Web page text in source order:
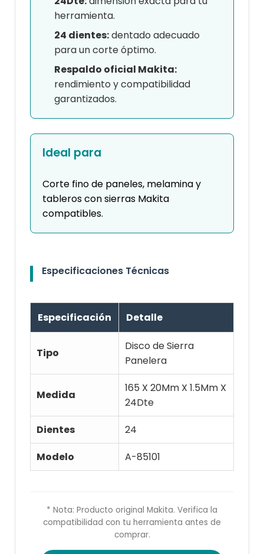
herramienta.
24 dientes:dentado adecuado
para un corte óptimo.
Respaldo oficial Makita:
rendimiento y compatibilidad
garantizados.
Ideal para
Corte fino de paneles, melamina y
tableros con sierras Makita
compatibles.
Especificaciones Técnicas
Especificación Detalle
Tipo
Disco de Sierra
Panelera
Medida
165 X 20Mm X 1.5Mm X
24Dte
Dientes
24
Modelo
A-85101
* Nota: Producto original Makita. Verifica la
compatibilidad con tu herramienta antes de
comprar.